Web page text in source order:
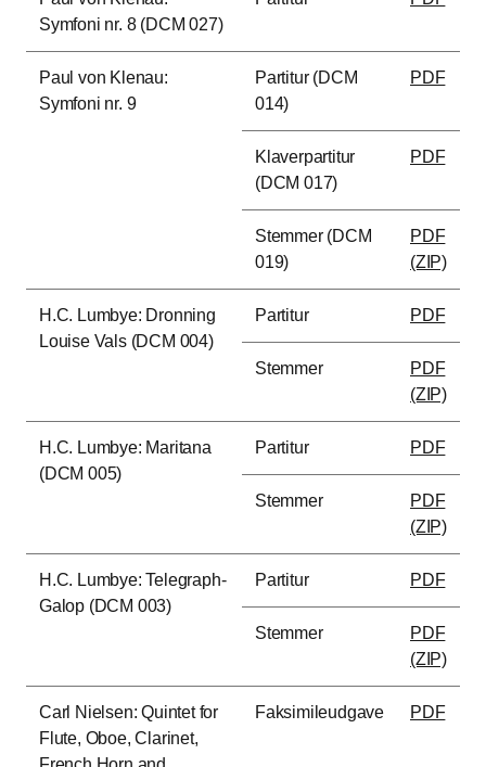
Symfoni nr. 8 (DCM 027)
Paul von Klenau:
Symfoni nr. 9
Partitur (DCM
014)
PDF
Klaverpartitur
(DCM 017)
PDF
Stemmer (DCM
019)
PDF
(ZIP)
H.C. Lumbye: Dronning
Louise Vals (DCM 004)
Partitur PDF
Stemmer
PDF
(ZIP)
H.C. Lumbye: Maritana
(DCM 005)
Partitur PDF
Stemmer
PDF
(ZIP)
H.C. Lumbye: Telegraph-
Galop (DCM 003)
Partitur PDF
Stemmer
PDF
(ZIP)
Carl Nielsen: Quintet for
Flute, Oboe, Clarinet,
Faksimileudgave PDF